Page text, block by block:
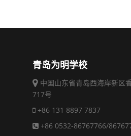
青岛为明学校
中国山东省青岛西海岸新区
717号
+86 131 8897 7837
+86 0532-86767766/